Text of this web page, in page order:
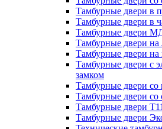
Тамбурные двери в
Тамбурные двери в
Тамбурные двери
Тамбурные двери на
Тамбурные двери
Тамбурные двери с
замком
Тамбурные двери со
Тамбурные двери со
Тамбурные двери
Тамбурные двери